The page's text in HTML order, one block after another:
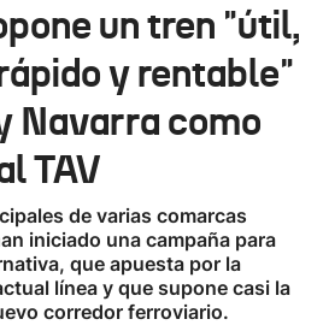
Ikusmiran
Eguraldia
un tren "útil,
y rentable"
Navarra como
TAV
de varias comarcas
iniciado una campaña para
que apuesta por la
línea y que supone casi la
corredor ferroviario.